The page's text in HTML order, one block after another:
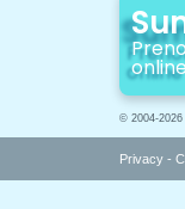
© 2004-2026
Privacy -